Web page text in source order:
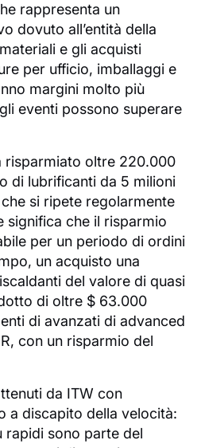
rappresenta un
dovuto all’entità della
e gli acquisti
per ufficio, imballaggi e
margini molto più
eventi possono superare
risparmiato oltre 220.000
di lubrificanti da 5 milioni
si ripete regolarmente
significa che il risparmio
per un periodo di ordini
un acquisto una
del valore di quasi
di oltre $ 63.000
di avanzati di advanced
con un risparmio del
da ITW con
a discapito della velocità:
rapidi sono parte del